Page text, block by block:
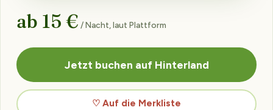
ab 15 € / Nacht, laut Plattform
Jetzt buchen auf Hinterland
♡ Auf die Merkliste